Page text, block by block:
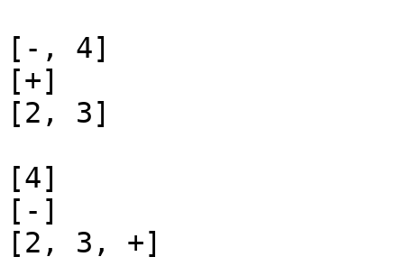
[-, 4]
[+]
[2, 3]
[4]
[-]
[2, 3, +]